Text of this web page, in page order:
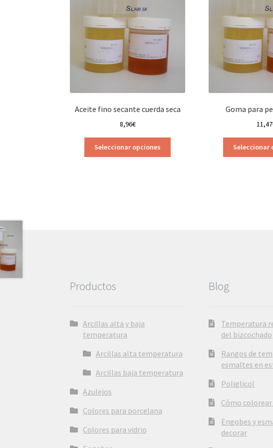
Aceite fino secante cuerda seca
8,96€
Seleccionar opciones
Goma para
11,47
Seleccionar
Productos
Arcillas alta y baja
temperatura
Arcillas alta temperatura
Arcillas baja temperatura
Azulejos
Colores para porcelana
Colores para vidrio
Blog
Temperatura
del bizcochado
Rangos de
esmaltes en
Poliglicol
Cómo
Engobes y
decorar